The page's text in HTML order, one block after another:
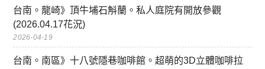
台南。龍崎》頂牛埔石斛蘭。私人庭院有開放參觀
(2026.04.17花況)
2026-04-19
台南。南區》十八號隱巷咖啡館。超萌的3D立體咖啡拉